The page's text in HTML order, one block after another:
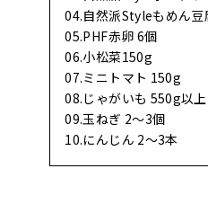
04.自然派Styleもめん豆
05.PHF赤卵 6個
06.小松菜150g
07.ミニトマト 150g
08.じゃがいも 550g以上
09.玉ねぎ 2～3個
10.にんじん 2～3本